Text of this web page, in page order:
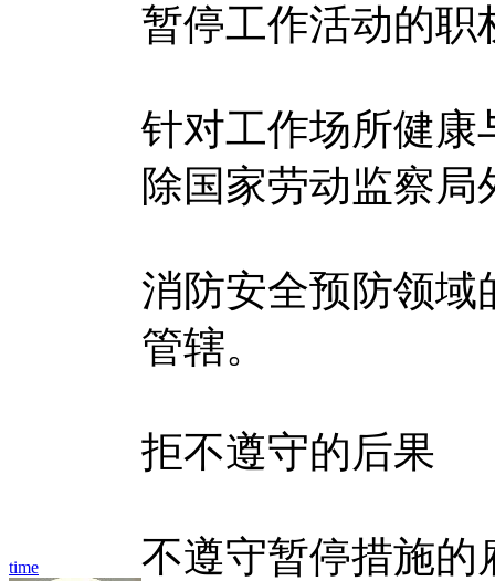
time
暂停工作活动的职
针对工作场所健康
除国家劳动监察
消防安全预防领域
管辖。
拒不遵守的后果
不遵守暂停措施的